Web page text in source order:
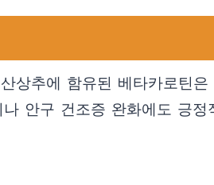
상추에 함유된 베타카로틴
안구 건조증 완화에도 긍